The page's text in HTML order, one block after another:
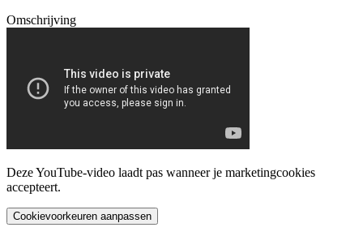
Omschrijving
Deze YouTube-video laadt pas wanneer je marketingcookies
accepteert.
Cookievoorkeuren aanpassen